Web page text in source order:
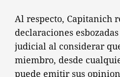
Al respecto, Capitanich
declaraciones
judicial al considerar
miembro, desde
puede emitir sus